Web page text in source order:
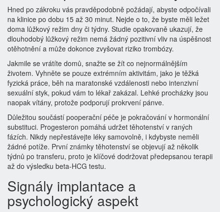
Hned po zákroku vás pravděpodobně požádají, abyste odpočívali
na klinice po dobu 15 až 30 minut. Nejde o to, že byste měli ležet
doma lůžkový režim dny či týdny. Studie opakovaně ukazují, že
dlouhodobý lůžkový režim nemá žádný pozitivní vliv na úspěšnost
otěhotnění a může dokonce zvyšovat riziko trombózy.
Jakmile se vrátíte domů, snažte se žít co nejnormálnějším
životem. Vyhněte se pouze extrémním aktivitám, jako je těžká
fyzická práce, běh na maratonské vzdálenosti nebo intenzivní
sexuální styk, pokud vám to lékař zakázal. Lehké procházky jsou
naopak vítány, protože podporují prokrvení pánve.
Důležitou součástí pooperační péče je pokračování v hormonální
substituci. Progesteron pomáhá udržet těhotenství v raných
fázích. Nikdy nepřestávejte léky samovolně, i kdybyste neměli
žádné potíže. První známky těhotenství se objevují až několik
týdnů po transferu, proto je klíčové dodržovat předepsanou terapii
až do výsledku beta-HCG testu.
Signály implantace a
psychologický aspekt